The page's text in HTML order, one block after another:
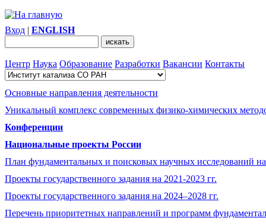
Вход | ENGLISH
Центр Наука Образование Разработки Вакансии Контакты
Основные направления деятельности
Уникальный комплекс современных физико-химических
Конференции
Национальные проекты России
План фундаментальных и поисковых научных исследований
Проекты государственного задания на 2021-2023 гг.
Проекты государственного задания на 2024–2028 гг.
Перечень приоритетных направлений и программ